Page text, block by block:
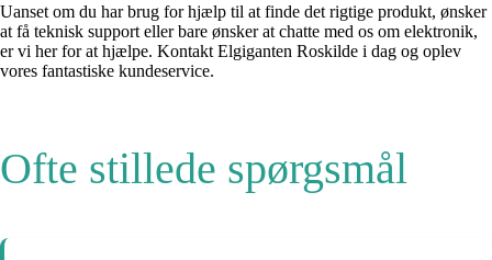
Uanset om du har brug for hjælp til at finde det rigtige produkt, ønsker
at få teknisk support eller bare ønsker at chatte med os om elektronik,
er vi her for at hjælpe. Kontakt Elgiganten Roskilde i dag og oplev
vores fantastiske kundeservice.
Ofte stillede spørgsmål